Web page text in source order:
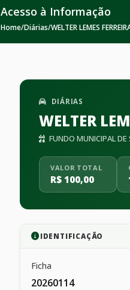
Acesso à Informação
Home/Diárias/WELTER LEMES
DIÁRIAS
WELTER
FUNDO MUNICIPAL
VALOR TOTAL
R$ 100,00
IDENTIFICAÇÃO
Ficha
20260114